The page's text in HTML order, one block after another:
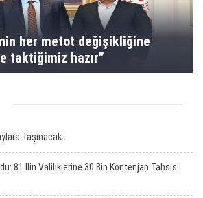
her metot değişikliğine
taktiğimiz hazır”
Taşınacak
81 Ilin Valiliklerine 30 Bin Kontenjan Tahsis